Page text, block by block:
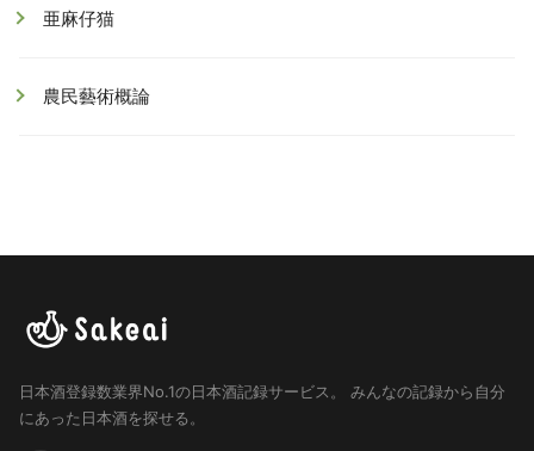
亜麻仔猫
農民藝術概論
日本酒登録数業界No.1の日本酒記録サービス。
みんなの記録から自分
にあった日本酒を探せる。